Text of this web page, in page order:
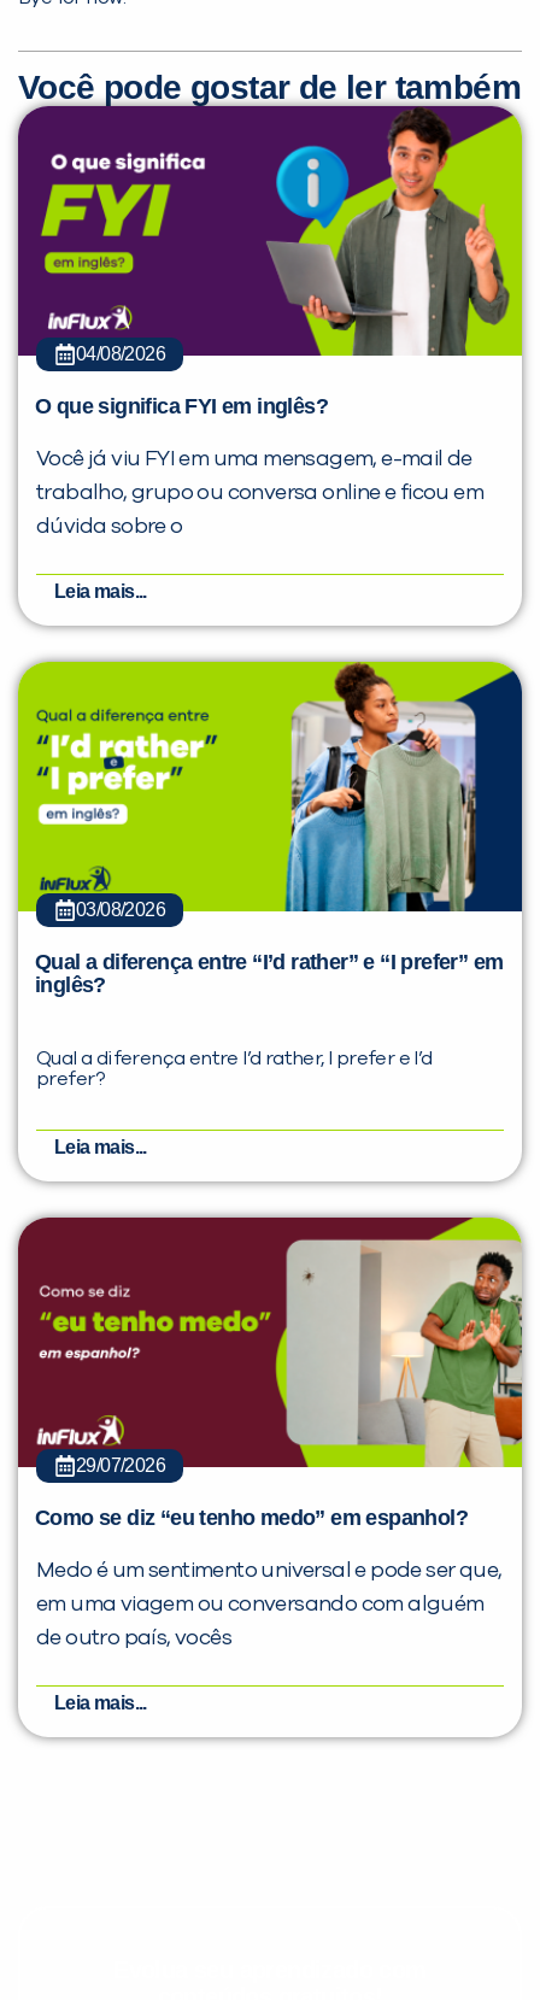
Você pode gostar de ler também
04/08/2026
O que significa FYI em inglês?
Você já viu FYI em uma mensagem, e-mail de
trabalho, grupo ou conversa online e ficou em
dúvida sobre o
Leia mais...
03/08/2026
Qual a diferença entre “I’d rather” e “I prefer” em
inglês?
Qual a diferença entre I’d rather, I prefer e I’d
prefer?
Leia mais...
29/07/2026
Como se diz “eu tenho medo” em espanhol?
Medo é um sentimento universal e pode ser que,
em uma viagem ou conversando com alguém
de outro país, vocês
Leia mais...